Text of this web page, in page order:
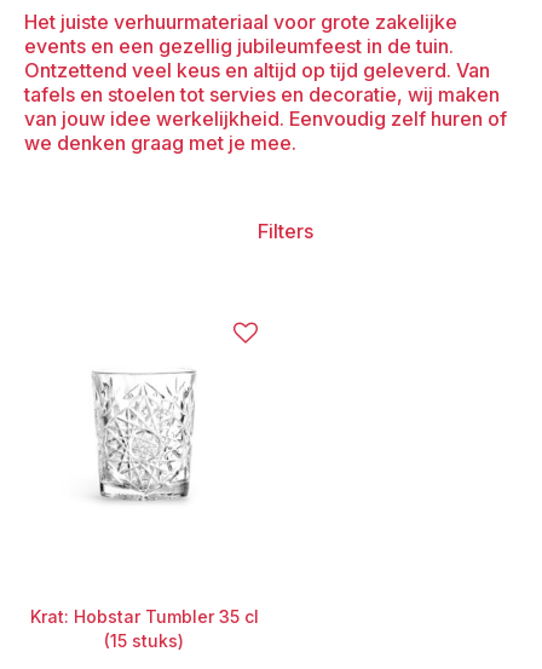
Het juiste verhuurmateriaal voor grote zakelijke
events en een gezellig jubileumfeest in de tuin.
Ontzettend veel keus en altijd op tijd geleverd. Van
tafels en stoelen tot servies en decoratie, wij maken
van jouw idee werkelijkheid. Eenvoudig zelf huren of
we denken graag met je mee.
Filters
Krat: Hobstar Tumbler 35 cl
(15 stuks)